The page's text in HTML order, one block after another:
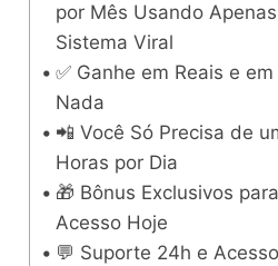
por Mês Usando
Sistema Viral
✅ Ganhe em Reais e
Nada
📲 Você Só Precisa de
Horas por Dia
🎁 Bônus Exclusivos
Acesso Hoje
💬 Suporte 24h e